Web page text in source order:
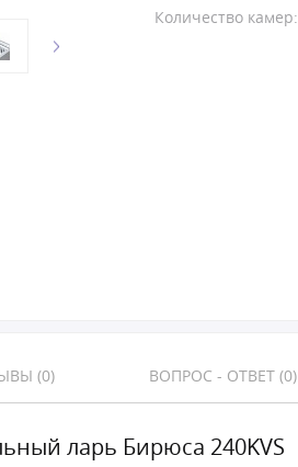
Количество камер:
(0) ВОПРОС - ОТВЕТ (0)
ларь Бирюса 240KVS